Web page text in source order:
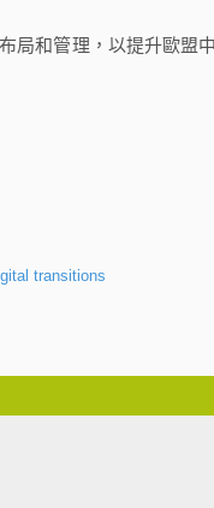
局和管理，以提升歐盟
transitions